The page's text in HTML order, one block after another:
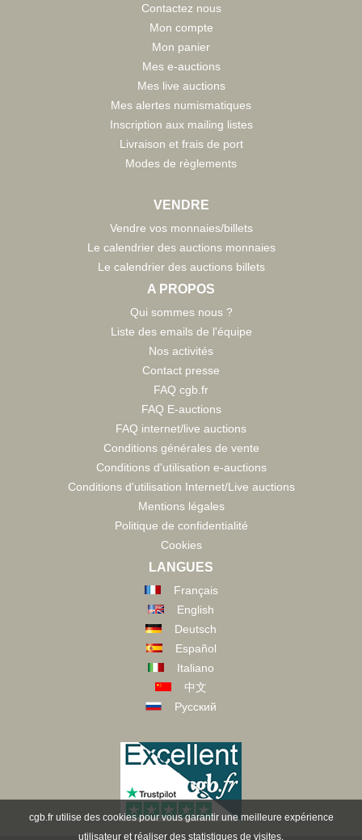
Contactez nous
Mon compte
Mon panier
Mes e-auctions
Mes live auctions
Mes alertes numismatiques
Inscription aux mailing listes
Livraison et frais de port
Modes de règlements
VENDRE
Vendre vos monnaies/billets
Le calendrier des auctions monnaies
Le calendrier des auctions billets
A PROPOS
Qui sommes nous ?
Liste des emails de l'équipe
Nos activités
Contact presse
FAQ cgb.fr
FAQ E-auctions
FAQ internet/live auctions
Conditions générales de vente
Conditions d'utilisation e-auctions
Conditions d'utilisation Internet/Live auctions
Mentions légales
Politique de confidentialité
Cookies
LANGUES
Français
English
Deutsch
Español
Italiano
中文
Русский
cgb.fr utilise des cookies pour vous garantir une meilleure expérience
utilisateur et réaliser des statistiques de visites.